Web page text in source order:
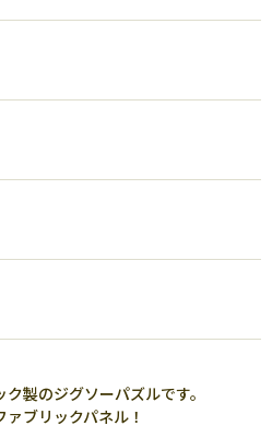
製のジグソーパズルです。
ブリックパネル！